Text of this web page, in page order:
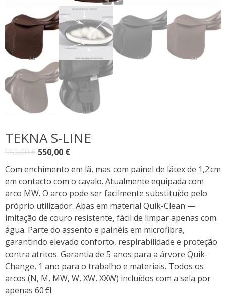
TEKNA S-LINE
950,00€ O
preço
original
era:
950,00 €.
550,00 €O
preço
atual
é:
550,00 €.
Com enchimento em lã, mas com painel de látex de 1,2 cm
em contacto com o cavalo. Atualmente equipada com
arco MW. O arco pode ser facilmente substituído pelo
próprio utilizador. Abas em material Quik-Clean —
imitação de couro resistente, fácil de limpar apenas com
água. Parte do assento e painéis em microfibra,
garantindo elevado conforto, respirabilidade e proteção
contra atritos. Garantia de 5 anos para a árvore Quik-
Change, 1 ano para o trabalho e materiais. Todos os
arcos (N, M, MW, W, XW, XXW) incluídos com a sela por
apenas 60 €!